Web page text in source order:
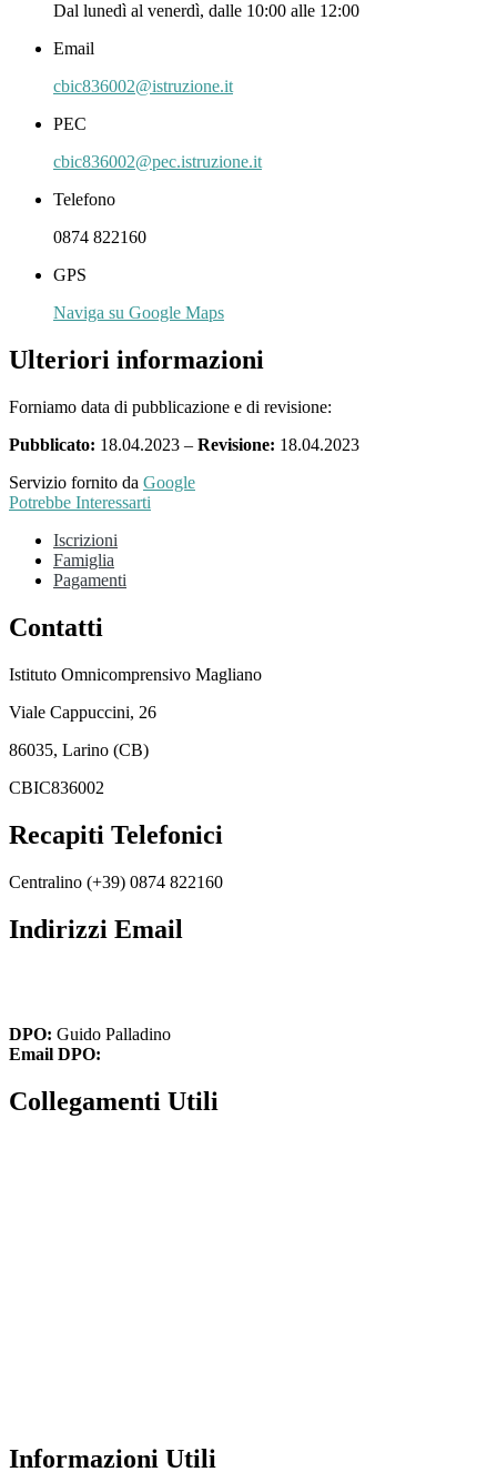
Dal lunedì al venerdì, dalle 10:00 alle 12:00
Email
cbic836002@istruzione.it
PEC
cbic836002@pec.istruzione.it
Telefono
0874 822160
GPS
Naviga su Google Maps
Ulteriori informazioni
Forniamo data di pubblicazione e di revisione:
Pubblicato: 18.04.2023 – Revisione: 18.04.2023
Servizio fornito da Google
Potrebbe Interessarti
Iscrizioni
Famiglia
Pagamenti
Contatti
Istituto Omnicomprensivo Magliano
Viale Cappuccini, 26
86035, Larino (CB)
CBIC836002
Recapiti Telefonici
Centralino (+39) 0874 822160
Indirizzi Email
DPO: Guido Palladino
Email DPO:
Collegamenti Utili
Informazioni Utili